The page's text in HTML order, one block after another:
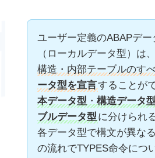
ユーザー定義のABAPデー
（ローカルデータ型）は、
構造・内部テーブルのす
ータ型を宣言することが
本データ型 ・構造データ型
ブルデータ型 に分けられ
各データ型で構文が異な
の流れでTYPES命令につ